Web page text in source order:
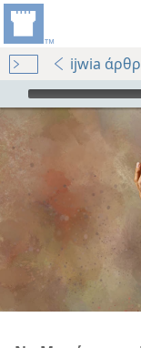
ijwia
Audio Player